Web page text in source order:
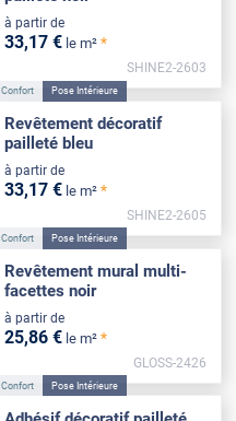
à partir de
33,17 € le m² *
SHINE2-2603
Confort Pose Intérieure
Revêtement décoratif
pailleté bleu
à partir de
33,17 € le m² *
SHINE2-2605
Confort Pose Intérieure
Revêtement mural multi-
facettes noir
à partir de
25,86 € le m² *
GLOSS-2426
Confort Pose Intérieure